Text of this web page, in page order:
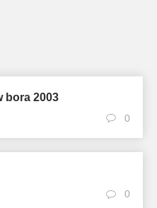
bora 2003
0
0